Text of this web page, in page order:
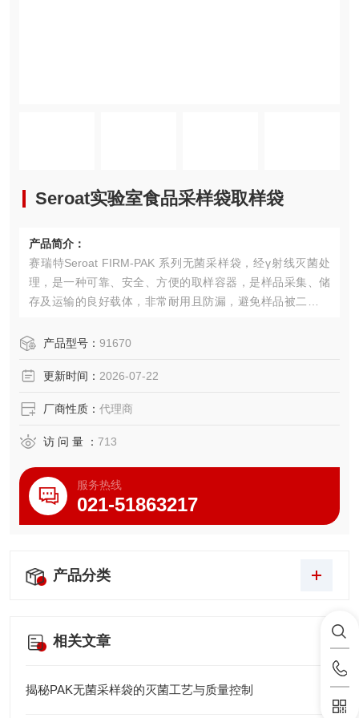
Seroat实验室食品采样袋取样袋
产品简介：
赛瑞特Seroat FIRM-PAK 系列无菌采样袋，经γ射线灭菌处
理，是一种可靠、安全、方便的取样容器，是样品采集、储
存及运输的良好载体，非常耐用且防漏，避免样品被二次污
酱料等产品。Seroat实验室食品采样袋取样袋
产品型号： 91670
更新时间： 2026-07-22
厂商性质： 代理商
访 问 量 ： 713
服务热线
021-51863217
产品分类
相关文章
揭秘PAK无菌采样袋的灭菌工艺与质量控制